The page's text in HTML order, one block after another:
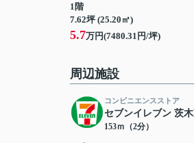
1階
7.62坪 (25.20㎡)
5.7万円(7480.31円/坪)
周辺施設
コンビニエンスストア
セブンイレブン 茨
153ｍ（2分）